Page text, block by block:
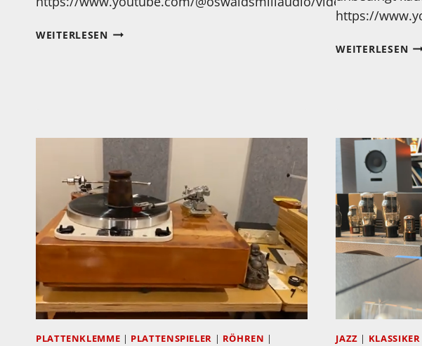
WEITERLESENEIN
https://
WEITERLESEN
PLATTENKLEMME | PLATTENSPIELER | RÖHREN |
JAZZ | KLASSIKER